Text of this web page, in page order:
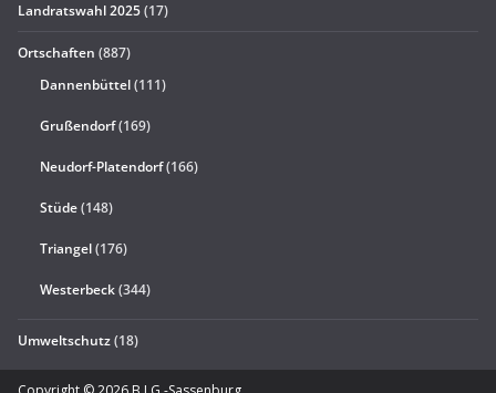
Landratswahl 2025(17)
Ortschaften (887)
Dannenbüttel(111)
Grußendorf(169)
Neudorf-Platendorf(166)
Stüde(148)
Triangel(176)
Westerbeck(344)
Umweltschutz(18)